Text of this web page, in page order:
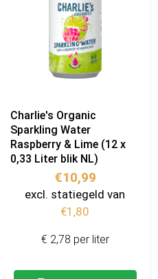
Charlie's Organic
Sparkling Water
Raspberry & Lime (12 x
0,33 Liter blik NL)
€10,99
excl. statiegeld van
€1,80
€ 2,78 per liter